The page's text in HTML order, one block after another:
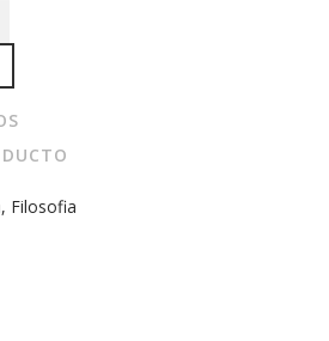
, Filosofia